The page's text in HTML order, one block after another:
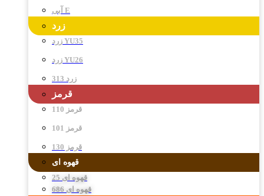
آبی E
زرد
زرد YU35
زرد YU26
زرد 313
قرمز
قرمز 110
قرمز 101
قرمز 130
قهوه ای
قهوه ای 25
قهوه ای 686